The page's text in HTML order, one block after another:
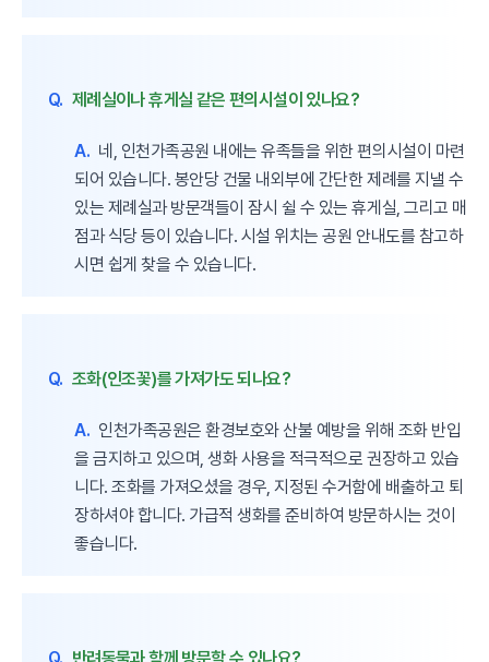
Q. 제례실이나 휴게실 같은 편의시설이 있나요?
A. 네, 인천가족공원 내에는 유족들을 위한 편의시설이 마련
되어 있습니다. 봉안당 건물 내외부에 간단한 제례를 지낼 수
있는 제례실과 방문객들이 잠시 쉴 수 있는 휴게실, 그리고 매
점과 식당 등이 있습니다. 시설 위치는 공원 안내도를 참고하
시면 쉽게 찾을 수 있습니다.
Q. 조화(인조꽃)를 가져가도 되나요?
A. 인천가족공원은 환경보호와 산불 예방을 위해 조화 반입
을 금지하고 있으며, 생화 사용을 적극적으로 권장하고 있습
니다. 조화를 가져오셨을 경우, 지정된 수거함에 배출하고 퇴
장하셔야 합니다. 가급적 생화를 준비하여 방문하시는 것이
좋습니다.